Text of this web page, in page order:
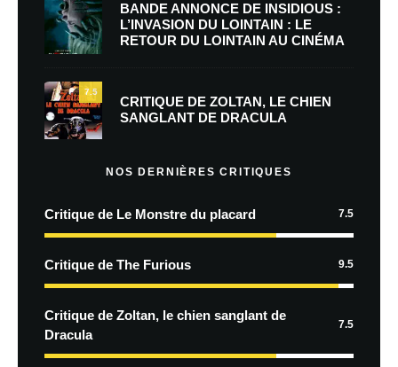
BANDE ANNONCE DE INSIDIOUS :
L’INVASION DU LOINTAIN : LE
RETOUR DU LOINTAIN AU CINÉMA
7.5
CRITIQUE DE ZOLTAN, LE CHIEN
SANGLANT DE DRACULA
NOS DERNIÈRES CRITIQUES
Critique de Le Monstre du placard 7.5
Critique de The Furious 9.5
Critique de Zoltan, le chien sanglant de
Dracula
7.5